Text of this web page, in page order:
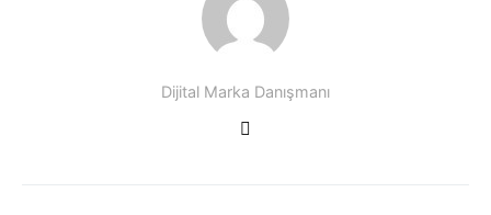
Dijital Marka Danışmanı